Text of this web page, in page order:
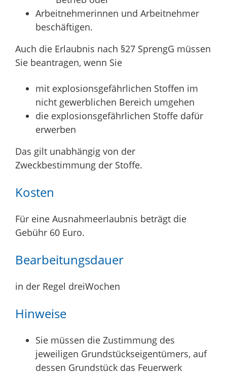
Arbeitnehmerinnen und Arbeitnehmer
beschäftigen.
Auch die Erlaubnis nach §27 SprengG müssen
Sie beantragen, wenn Sie
mit explosionsgefährlichen Stoffen im
nicht gewerblichen Bereich umgehen
die explosionsgefährlichen Stoffe dafür
erwerben
Das gilt unabhängig von der
Zweckbestimmung der Stoffe.
Kosten
Für eine Ausnahmeerlaubnis beträgt die
Gebühr 60 Euro.
Bearbeitungsdauer
in der Regel dreiWochen
Hinweise
Sie müssen die Zustimmung des
jeweiligen Grundstückseigentümers, auf
dessen Grundstück das Feuerwerk